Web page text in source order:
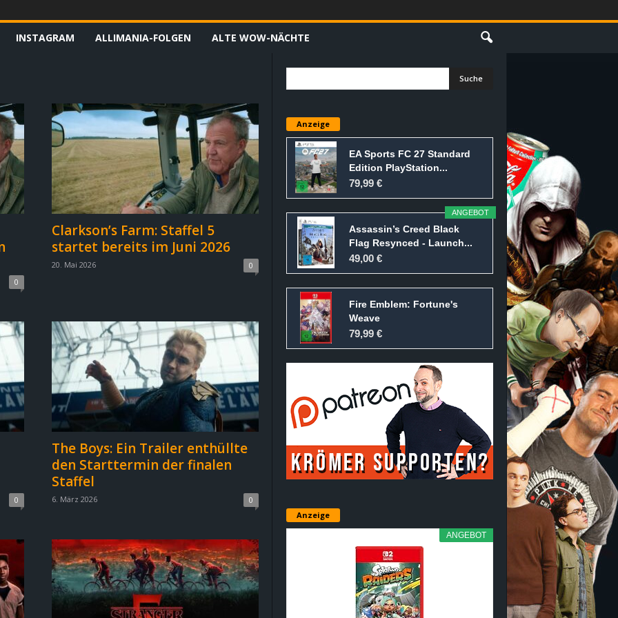
INSTAGRAM ALLIMANIA-FOLGEN ALTE WOW-NÄCHTE
0
Clarkson’s Farm: Staffel 5
startet bereits im Juni 2026
20. Mai 2026 0
0
The Boys: Ein Trailer enthüllte
den Starttermin der finalen
Staffel
6. März 2026 0
Anzeige
EA Sports FC 27 Standard
Edition PlayStation...
79,99 €
ANGEBOT
Assassin’s Creed Black
Flag Resynced - Launch...
49,00 €
Fire Emblem: Fortune's
Weave
79,99 €
Anzeige
ANGEBOT